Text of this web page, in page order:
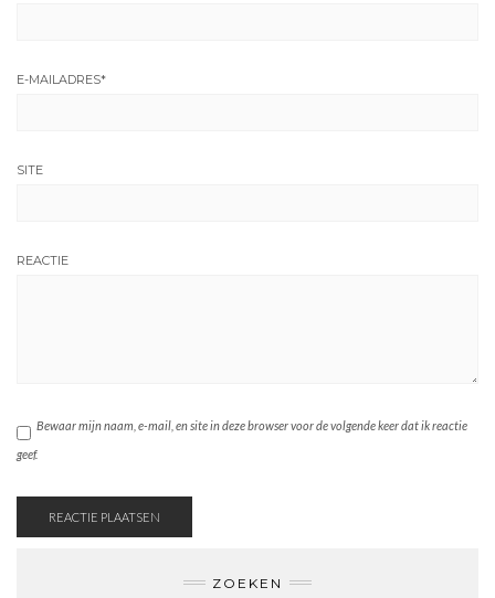
E-MAILADRES*
SITE
REACTIE
Bewaar mijn naam, e-mail, en site in deze browser voor de volgende keer dat ik reactie
geef.
ZOEKEN